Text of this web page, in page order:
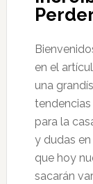
en el
una
para la
y dudas
que hoy
sacarán